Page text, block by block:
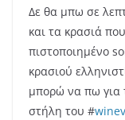
Δε θα μπω σε
και τα κρασιά
πιστοποιημένο
κρασιού
μπορώ να πω για
στήλη του #